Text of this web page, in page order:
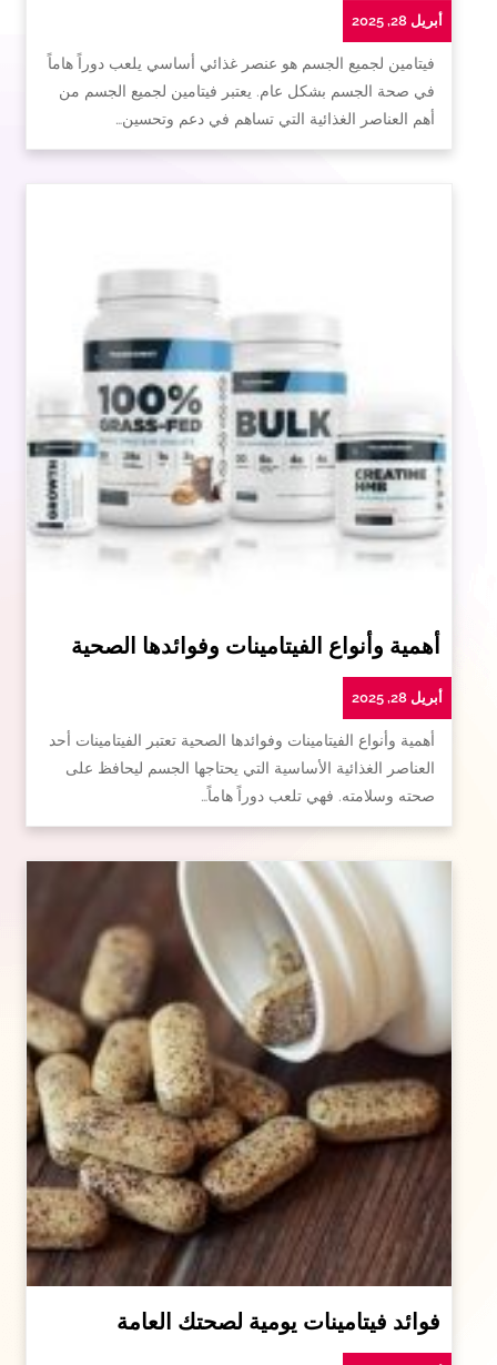
أبريل 28, 2025
فيتامين لجميع الجسم هو عنصر غذائي أساسي يلعب دوراً هاماً
في صحة الجسم بشكل عام. يعتبر فيتامين لجميع الجسم من
أهم العناصر الغذائية التي تساهم في دعم وتحسين…
أهمية وأنواع الفيتامينات وفوائدها الصحية
أبريل 28, 2025
أهمية وأنواع الفيتامينات وفوائدها الصحية تعتبر الفيتامينات أحد
العناصر الغذائية الأساسية التي يحتاجها الجسم ليحافظ على
صحته وسلامته. فهي تلعب دوراً هاماً…
فوائد فيتامينات يومية لصحتك العامة